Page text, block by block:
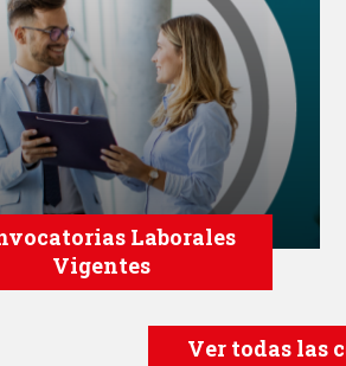
Laborales
Vigentes
Ver todas las